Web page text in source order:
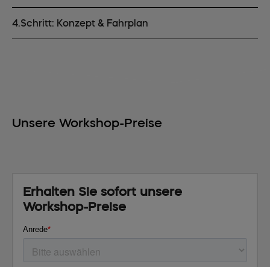
4.Schritt: Konzept & Fahrplan
Unsere Workshop-Preise
Erhalten Sie sofort unsere
Workshop-Preise